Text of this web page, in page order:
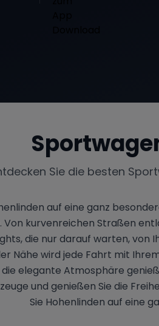
Sie die besten
auf eine ganz
Von kurvenreichen Straßen
die nur darauf warten,
Nähe wird jede Fahrt mit
elegante Atmosphäre
und genießen Sie die
Sie Hohenlinden auf eine